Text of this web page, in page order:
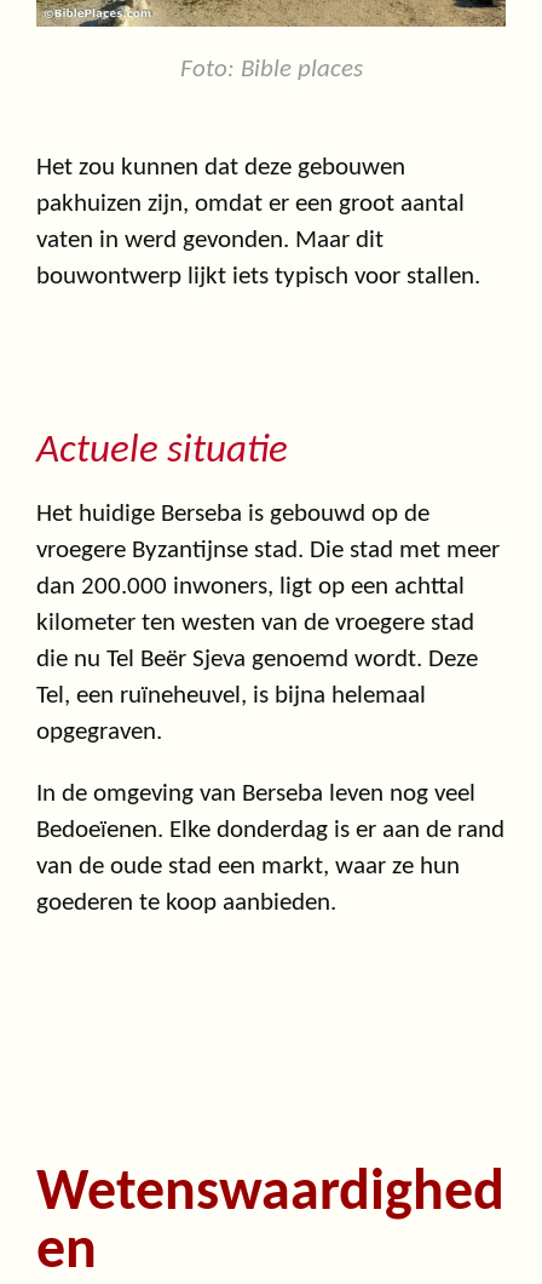
Foto: Bible places
Het zou kunnen dat deze gebouwen
pakhuizen zijn, omdat er een groot aantal
vaten in werd gevonden. Maar dit
bouwontwerp lijkt iets typisch voor stallen.
Actuele situatie
Het huidige Berseba is gebouwd op de
vroegere Byzantijnse stad. Die stad met meer
dan 200.000 inwoners, ligt op een achttal
kilometer ten westen van de vroegere stad
die nu Tel Beër Sjeva genoemd wordt. Deze
Tel, een ruïneheuvel, is bijna helemaal
opgegraven.
In de omgeving van Berseba leven nog veel
Bedoeïenen. Elke donderdag is er aan de rand
van de oude stad een markt, waar ze hun
goederen te koop aanbieden.
Wetenswaardighed
en